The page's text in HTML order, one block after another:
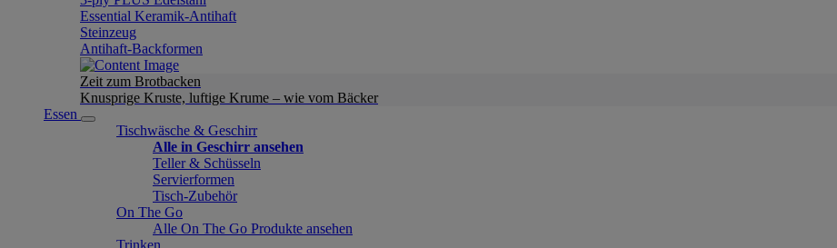
Essential Keramik-Antihaft
Steinzeug
Antihaft-Backformen
Zeit zum Brotbacken
Knusprige Kruste, luftige Krume – wie vom Bäcker
Essen
Tischwäsche & Geschirr
Alle in Geschirr ansehen
Teller & Schüsseln
Servierformen
Tisch-Zubehör
On The Go
Alle On The Go Produkte ansehen
Trinken